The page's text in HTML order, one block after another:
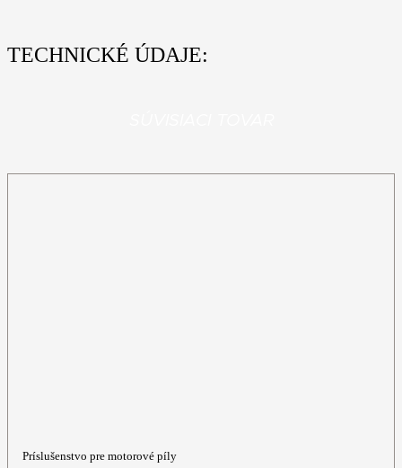
TECHNICKÉ ÚDAJE:
Príslušenstvo pre motorové píly